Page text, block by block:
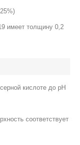
имеет толщину 0,2
кислоте до pH
соответствует